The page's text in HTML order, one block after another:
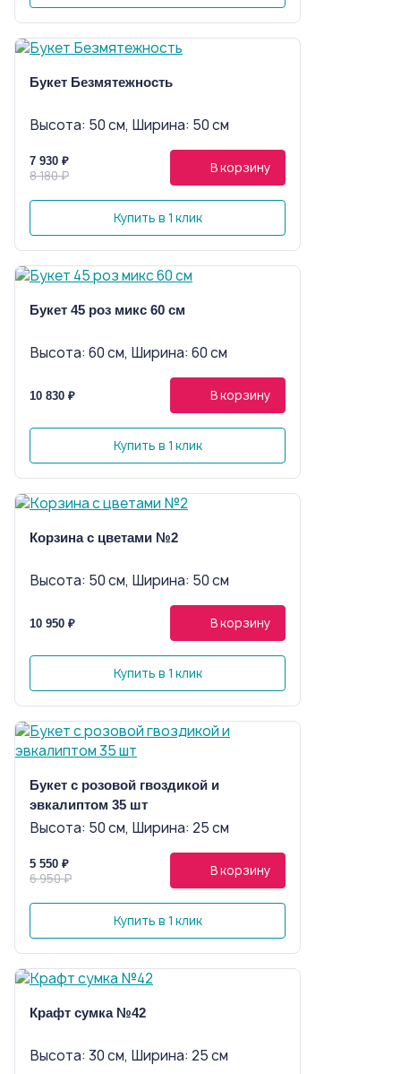
Букет Безмятежность
Высота: 50 см, Ширина: 50 см
7 930 ₽
8 180 ₽ В корзину
Купить в 1 клик
Букет 45 роз микс 60 см
Высота: 60 см, Ширина: 60 см
10 830 ₽ В корзину
Купить в 1 клик
Корзина с цветами №2
Высота: 50 см, Ширина: 50 см
10 950 ₽ В корзину
Купить в 1 клик
Букет с розовой гвоздикой и
эвкалиптом 35 шт
Высота: 50 см, Ширина: 25 см
5 550 ₽
6 950 ₽ В корзину
Купить в 1 клик
Крафт сумка №42
Высота: 30 см, Ширина: 25 см